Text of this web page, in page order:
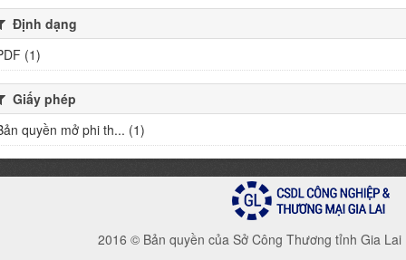
Định dạng
(1)
Giấy phép
quyền mở phi th... (1)
2016 © Bản quyền của Sở Công Thương tỉnh Gia Lai